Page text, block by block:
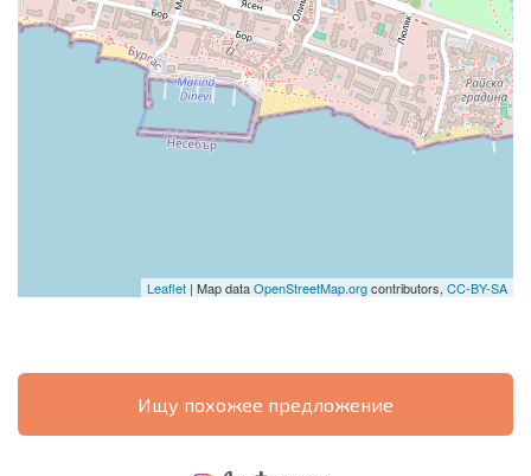
Leaflet | Map dataOpenStreetMap.orgcontributors, CC-BY-SA
Ищу похожее предложение